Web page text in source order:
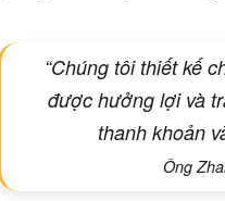
“Chúng tôi thiết kế
được hưởng lợi và
thanh khoản
Ông